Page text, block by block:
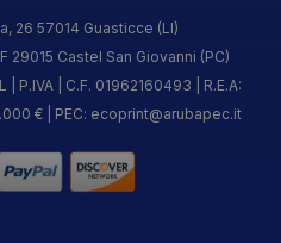
26 57014 Guasticce (LI)
29015 Castel San Giovanni (PC)
P.IVA | C.F. 01962160493 | R.E.A:
€ | PEC: ecoprint@arubapec.it